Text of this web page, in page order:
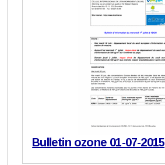
Bulletin ozone 01-07-2015